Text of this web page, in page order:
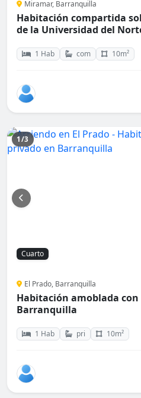
Miramar, Barranquilla
Habitación compartida
de la Universidad del
1 Hab com 10m²
1/3
Cuarto
El Prado, Barranquilla
Habitación amoblada
Barranquilla
1 Hab pri 10m²